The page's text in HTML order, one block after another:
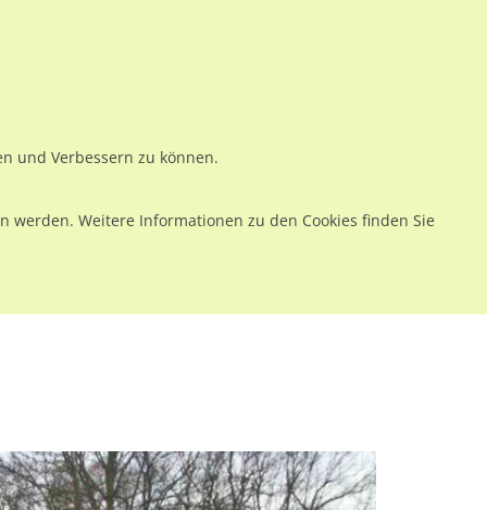
und Verbessern zu können.
werden. Weitere Informationen zu den Cookies finden Sie